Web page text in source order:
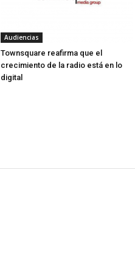
Audiencias
Townsquare reafirma que el
crecimiento de la radio está en lo
digital